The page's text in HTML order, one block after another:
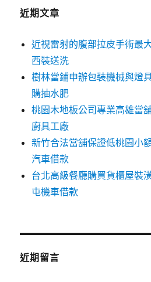
近期文章
近視雷射的腹部拉皮手術最
西裝送洗
樹林當鋪申辦包裝機械與燈
購抽水肥
桃園木地板公司專業高雄當
廚具工廠
新竹合法當舖保證低桃園小
汽車借款
台北高級餐廳購買貨櫃屋裝
屯機車借款
近期留言